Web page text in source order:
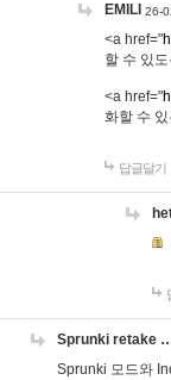
EMILI 26-
<a href="
할 수 있
<a href="
화할 수
답글달기
Sprunki retake
Sprunki 모드와